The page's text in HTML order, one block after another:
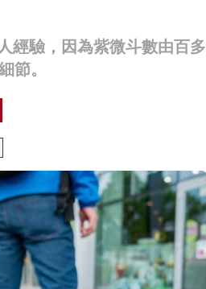
經驗，因為紫微斗數由百多
節。